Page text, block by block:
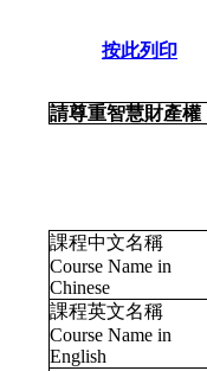
按此列印
請尊重智慧財產權
課程中文名稱
Course Name in
Chinese
課程英文名稱
Course Name in
English